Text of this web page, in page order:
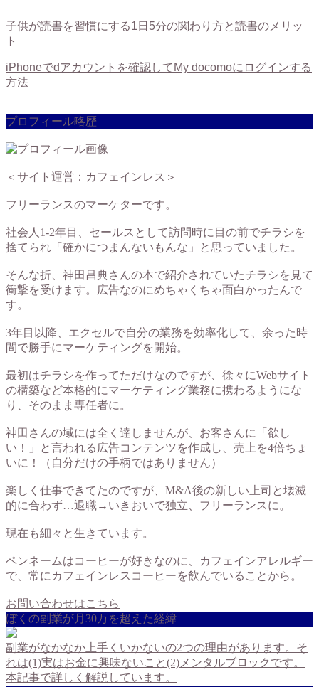
子供が読書を習慣にする1日5分の関わり方と読書のメリッ
ト
iPhoneでdアカウントを確認してMy docomoにログインする
方法
プロフィール略歴
＜サイト運営：カフェインレス＞
フリーランスのマーケターです。
社会人1-2年目、セールスとして訪問時に目の前でチラシを
捨てられ「確かにつまんないもんな」と思っていました。
そんな折、神田昌典さんの本で紹介されていたチラシを見て
衝撃を受けます。広告なのにめちゃくちゃ面白かったんで
す。
3年目以降、エクセルで自分の業務を効率化して、余った時
間で勝手にマーケティングを開始。
最初はチラシを作ってただけなのですが、徐々にWebサイト
の構築など本格的にマーケティング業務に携わるようにな
り、そのまま専任者に。
神田さんの域には全く達しませんが、お客さんに「欲し
い！」と言われる広告コンテンツを作成し、売上を4倍ちょ
いに！（自分だけの手柄ではありません）
楽しく仕事できてたのですが、M&A後の新しい上司と壊滅
的に合わず…退職→いきおいで独立、フリーランスに。
現在も細々と生きています。
ペンネームはコーヒーが好きなのに、カフェインアレルギー
で、常にカフェインレスコーヒーを飲んでいることから。
お問い合わせはこちら
ぼくの副業が月30万を超えた経緯
副業がなかなか上手くいかないの2つの理由があります。そ
れは(1)実はお金に興味ないこと(2)メンタルブロックです。
本記事で詳しく解説しています。